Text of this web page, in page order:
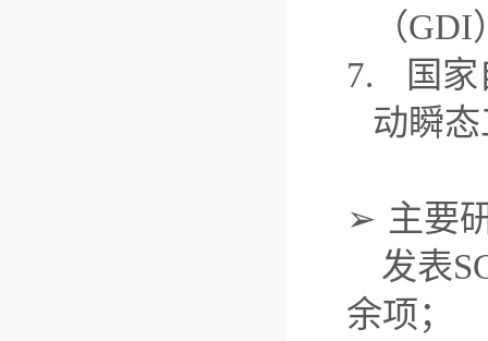
（GDI
7.
国
动瞬
➢ 主要
发表
余项；